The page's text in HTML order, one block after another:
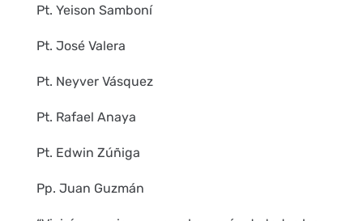
Pt. Yeison Samboní
Pt. José Valera
Pt. Neyver Vásquez
Pt. Rafael Anaya
Pt. Edwin Zúñiga
Pp. Juan Guzmán